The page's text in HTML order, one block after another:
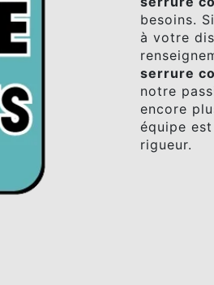
besoins.
à votre
serrure
notre
encore
équipe
rigueur.